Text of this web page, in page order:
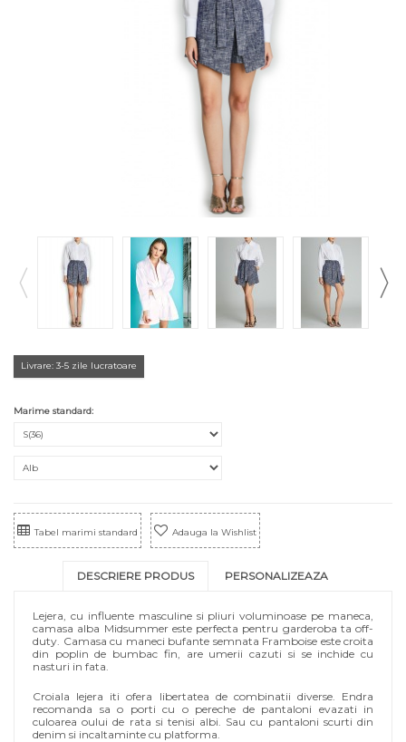
Livrare: 3-5 zile lucratoare
Marime standard:
Tabel marimi standard Adauga la Wishlist
DESCRIERE PRODUS PERSONALIZEAZA
Lejera, cu influente masculine si pliuri voluminoase pe maneca,
camasa alba Midsummer este perfecta pentru garderoba ta off-
duty. Camasa cu maneci bufante semnata Framboise este croita
din poplin de bumbac fin, are umerii cazuti si se inchide cu
nasturi in fata.
Croiala lejera iti ofera libertatea de combinatii diverse. Endra
recomanda sa o porti cu o pereche de pantaloni evazati in
culoarea oului de rata si tenisi albi. Sau cu pantaloni scurti din
denim si incaltaminte cu platforma.